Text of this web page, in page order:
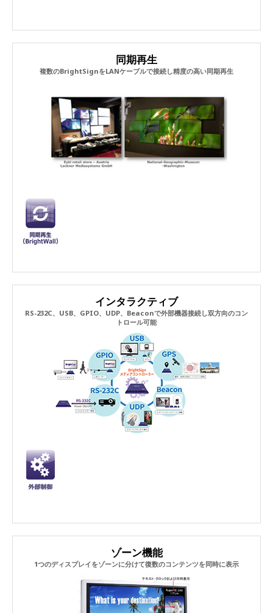
同期再生
複数のBrightSignをLANケーブルで接続し精度の高い同期再生
インタラクティブ
RS-232C、USB、GPIO、UDP、Beaconで外部機器接続し双方向のコン
トロール可能
ゾーン機能
1つのディスプレイをゾーンに分けて復数のコンテンツを同時に表示